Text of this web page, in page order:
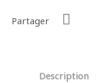
Partager
Description